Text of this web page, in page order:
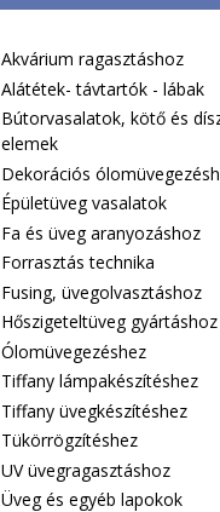
Akvárium ragasztáshoz
Alátétek- távtartók - lábak
Bútorvasalatok, kötő és
elemek
Dekorációs
Épületüveg vasalatok
Fa és üveg aranyozáshoz
Forrasztás technika
Fusing, üvegolvasztáshoz
Hőszigeteltüveg gyártáshoz
Ólomüvegezéshez
Tiffany lámpakészítéshez
Tiffany üvegkészítéshez
Tükörrögzítéshez
UV üvegragasztáshoz
Üveg és egyéb lapokok